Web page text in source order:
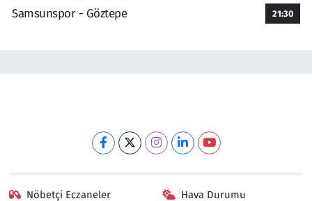
Samsunspor - Göztepe
21:30
Nöbetçi Eczaneler Hava Durumu